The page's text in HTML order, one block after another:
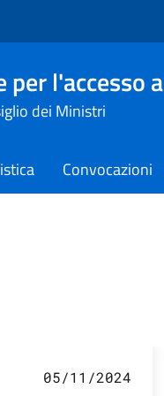
per
dei Ministri
Convocazioni
pagina
05/11/2024